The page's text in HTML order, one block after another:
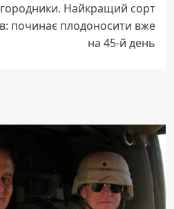
Найкращий сорт
починає плодоносити вже
на 45-й день